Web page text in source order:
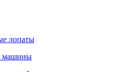
лопаты
машины